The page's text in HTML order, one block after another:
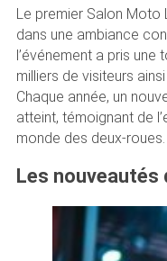
Le premier Salon Moto
dans une ambiance
l’événement a pris
milliers de visiteurs
Chaque année, un
atteint, témoignant de
monde des deux-roues.
Les nouveautés